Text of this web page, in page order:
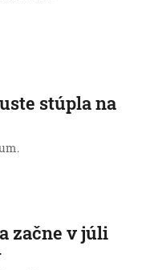
stúpla na
začne v júli